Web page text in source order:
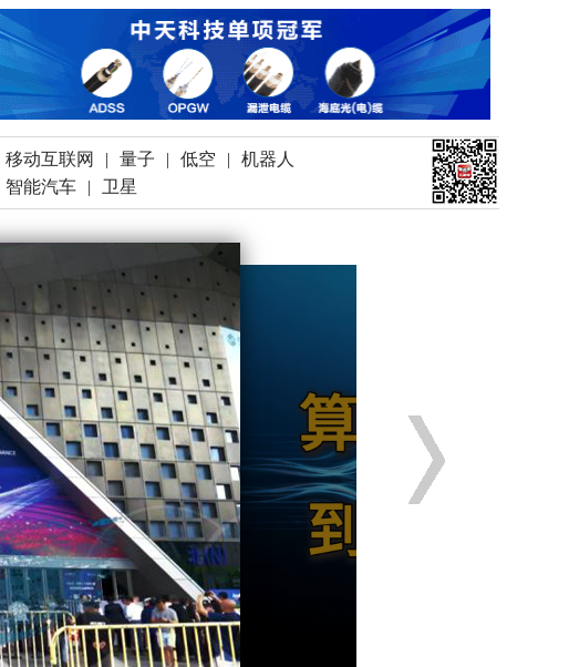
移动互联网 | 量子 | 低空 |
机器人
智能汽车 | 卫星